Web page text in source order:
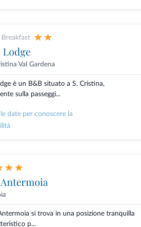
Breakfast
Lodge
Val Gardena
è un B&B situato a S. Cristina,
sulla passeggi...
le date per conoscere la
si trova in una posizione tranquilla
p...